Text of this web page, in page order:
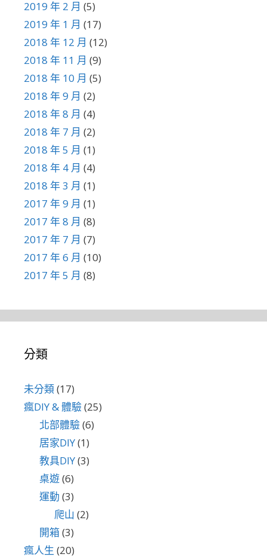
2019 年 2 月 (5)
2019 年 1 月 (17)
2018 年 12 月 (12)
2018 年 11 月 (9)
2018 年 10 月 (5)
2018 年 9 月 (2)
2018 年 8 月 (4)
2018 年 7 月 (2)
2018 年 5 月 (1)
2018 年 4 月 (4)
2018 年 3 月 (1)
2017 年 9 月 (1)
2017 年 8 月 (8)
2017 年 7 月 (7)
2017 年 6 月 (10)
2017 年 5 月 (8)
分類
未分類(17)
瘋DIY & 體驗(25)
北部體驗(6)
居家DIY(1)
教具DIY(3)
桌遊(6)
運動 (3)
爬山 (2)
開箱(3)
瘋人生 (20)